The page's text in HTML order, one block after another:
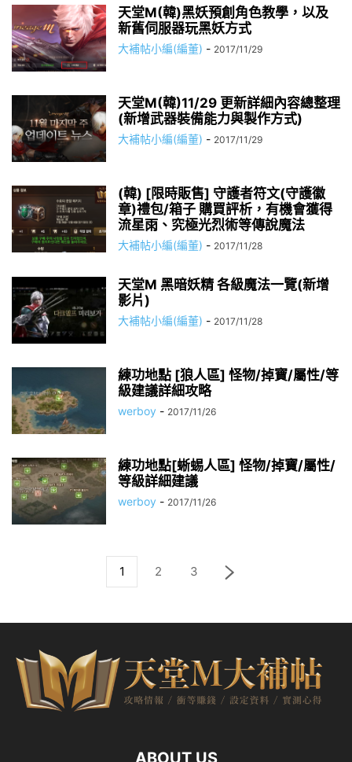
天堂M(韓)黑妖預創角色教學，以及
新舊伺服器玩黑妖方式
大補帖小編(編董) - 2017/11/29
天堂M(韓)11/29 更新詳細內容總整理
(新增武器裝備能力與製作方式)
大補帖小編(編董) - 2017/11/29
(韓) [限時販售] 守護者符文(守護徽
章)禮包/箱子 購買評析，有機會獲得
流星雨、究極光烈術等傳說魔法
大補帖小編(編董) - 2017/11/28
天堂M 黑暗妖精 各級魔法一覽(新增
影片)
大補帖小編(編董) - 2017/11/28
練功地點 [狼人區] 怪物/掉寶/屬性/等
級建議詳細攻略
werboy - 2017/11/26
練功地點[蜥蜴人區] 怪物/掉寶/屬性/
等級詳細建議
werboy - 2017/11/26
1 2 3
ABOUT US